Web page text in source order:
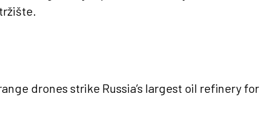
drones strike Russia’s largest oil refinery for